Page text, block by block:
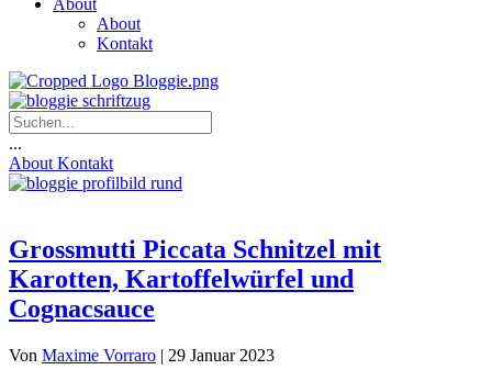
About
About
Kontakt
...
About Kontakt
Grossmutti Piccata Schnitzel mit
Karotten, Kartoffelwürfel und
Cognacsauce
Von Maxime Vorraro | 29 Januar 2023